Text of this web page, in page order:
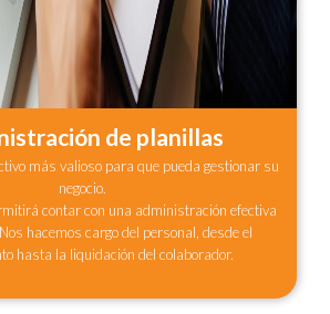
de planillas
más valioso para que pueda gestionar su
negocio.
contar con una administración efectiva
hacemos cargo del personal, desde el
hasta la liquidación del colaborador.